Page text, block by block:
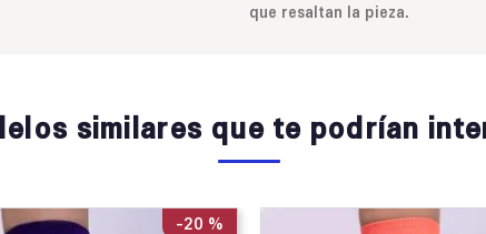
que resaltan la pieza.
similares que te podrían
-20 %